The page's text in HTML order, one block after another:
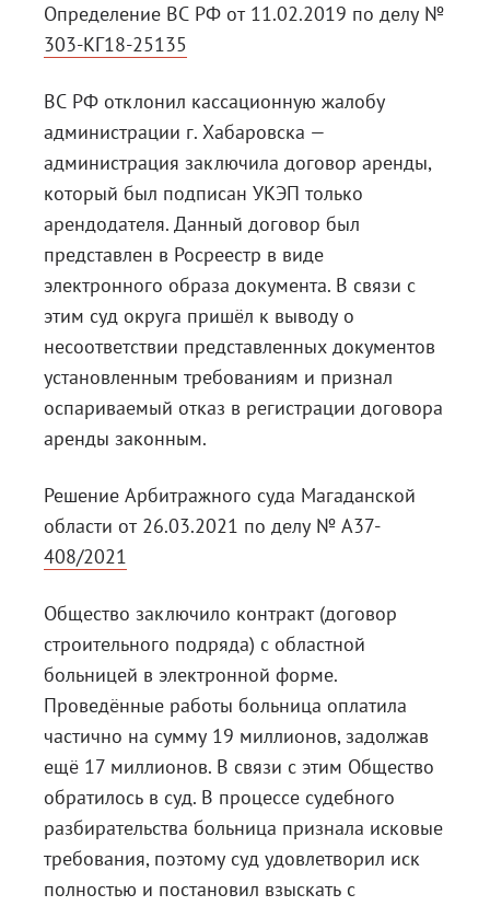
Определение ВС РФ от 11.02.2019 по делу №
303-КГ18-25135
ВС РФ отклонил кассационную жалобу
администрации г. Хабаровска —
администрация заключила договор аренды,
который был подписан УКЭП только
арендодателя. Данный договор был
представлен в Росреестр в виде
электронного образа документа. В связи с
этим суд округа пришёл к выводу о
несоответствии представленных документов
установленным требованиям и признал
оспариваемый отказ в регистрации договора
аренды законным.
Решение Арбитражного суда Магаданской
области от 26.03.2021 по делу № А37-
408/2021
Общество заключило контракт (договор
строительного подряда) с областной
больницей в электронной форме.
Проведённые работы больница оплатила
частично на сумму 19 миллионов, задолжав
ещё 17 миллионов. В связи с этим Общество
обратилось в суд. В процессе судебного
разбирательства больница признала исковые
требования, поэтому суд удовлетворил иск
полностью и постановил взыскать с